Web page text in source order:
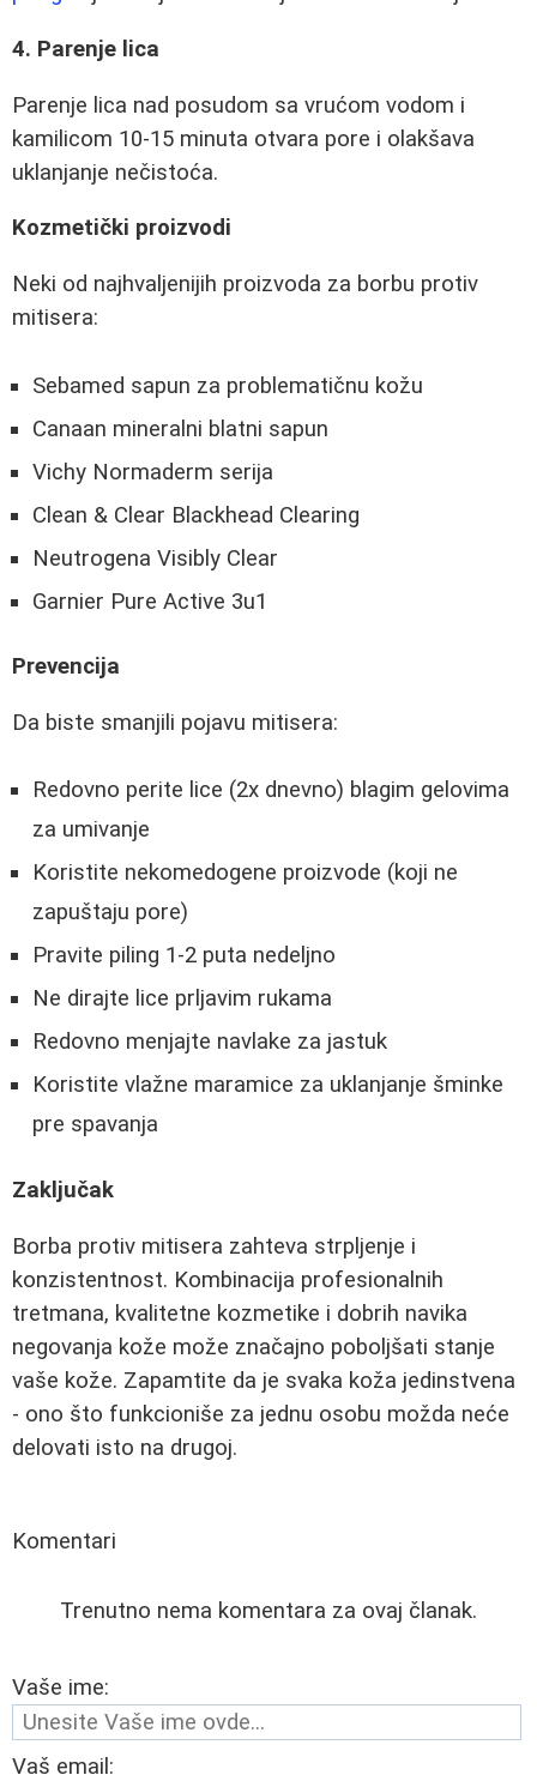
4. Parenje lica
Parenje lica nad posudom sa vrućom vodom i
kamilicom 10-15 minuta otvara pore i olakšava
uklanjanje nečistoća.
Kozmetički proizvodi
Neki od najhvaljenijih proizvoda za borbu protiv
mitisera:
Sebamed sapun za problematičnu kožu
Canaan mineralni blatni sapun
Vichy Normaderm serija
Clean & Clear Blackhead Clearing
Neutrogena Visibly Clear
Garnier Pure Active 3u1
Prevencija
Da biste smanjili pojavu mitisera:
Redovno perite lice (2x dnevno) blagim gelovima
za umivanje
Koristite nekomedogene proizvode (koji ne
zapuštaju pore)
Pravite piling 1-2 puta nedeljno
Ne dirajte lice prljavim rukama
Redovno menjajte navlake za jastuk
Koristite vlažne maramice za uklanjanje šminke
pre spavanja
Zaključak
Borba protiv mitisera zahteva strpljenje i
konzistentnost. Kombinacija profesionalnih
tretmana, kvalitetne kozmetike i dobrih navika
negovanja kože može značajno poboljšati stanje
vaše kože. Zapamtite da je svaka koža jedinstvena
- ono što funkcioniše za jednu osobu možda neće
delovati isto na drugoj.
Komentari
Trenutno nema komentara za ovaj članak.
Vaše ime:
Vaš email: